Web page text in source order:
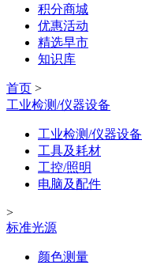
积分商城
优惠活动
精选早市
知识库
首页 >
工业检测/仪器设备
工业检测/仪器设备
工具及耗材
工控/照明
电脑及配件
>
标准光源
颜色测量